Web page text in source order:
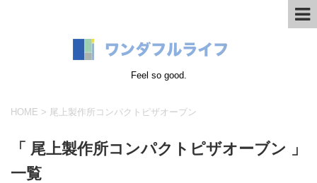
Feel so good.
HOME > 尾上製作所コンパクトピザオーブン
「 尾上製作所コンパクトピザオーブン 」
一覧